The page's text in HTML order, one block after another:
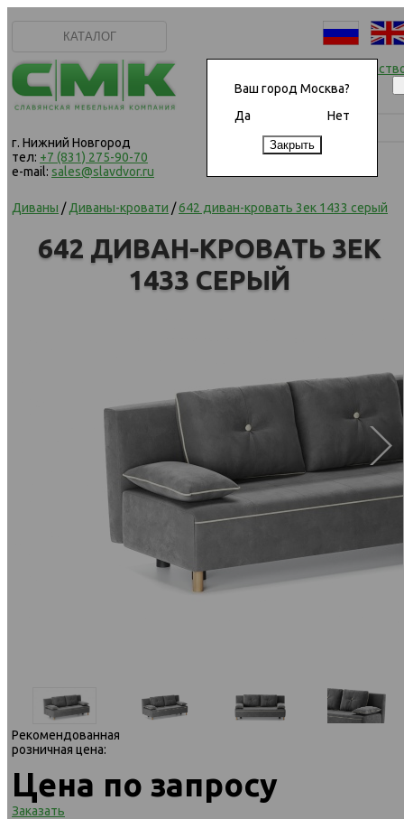
Ваш город Москва?
Да
Нет
КАТАЛОГ
г. Нижний Новгород
тел: +7 (831) 275-90-70
e-mail: sales@slavdvor.ru
Начать
Диваны /Диваны-кровати /642 диван-кровать 3ек 1433 серый
Рекомендованная
розничная цена:
Цена по запросу
Заказать
642 ДИВАН-КРОВАТЬ 3ЕК
1433 СЕРЫЙ